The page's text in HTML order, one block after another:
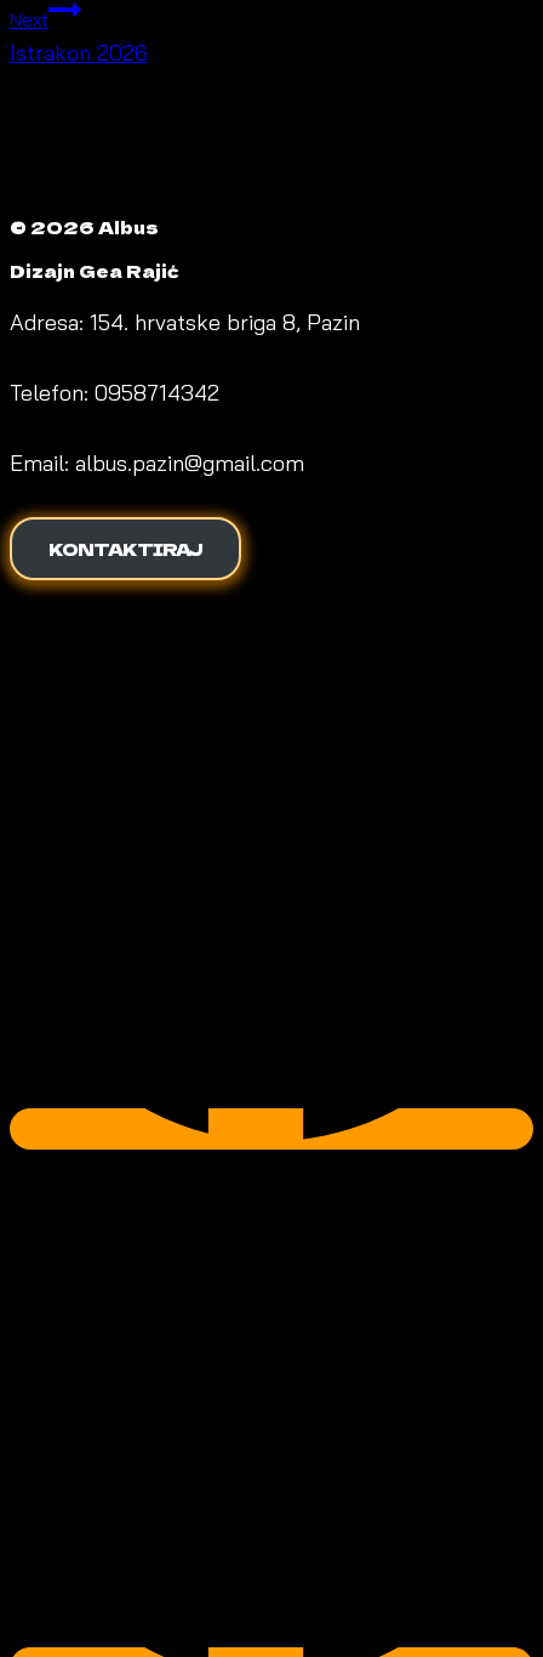
Next
Istrakon 2026
© 2026 Albus
Dizajn Gea Rajić
Adresa: 154. hrvatske briga 8, Pazin
Telefon: 0958714342
Email: albus.pazin@gmail.com
KONTAKTIRAJ